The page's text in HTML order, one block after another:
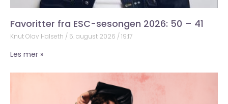
Favoritter fra ESC-sesongen 2026: 50 – 41
Knut Olav Halseth 5. august 2026 19:17
Les mer »